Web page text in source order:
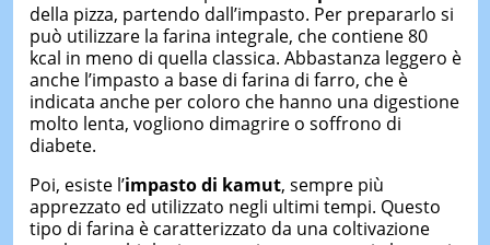
della pizza, partendo dall’impasto. Per prepararlo si
può utilizzare la farina integrale, che contiene 80
kcal in meno di quella classica. Abbastanza leggero è
anche l’impasto a base di farina di farro, che è
indicata anche per coloro che hanno una digestione
molto lenta, vogliono dimagrire o soffrono di
diabete.
Poi, esiste l’impasto di kamut, sempre più
apprezzato ed utilizzato negli ultimi tempi. Questo
tipo di farina è caratterizzato da una coltivazione